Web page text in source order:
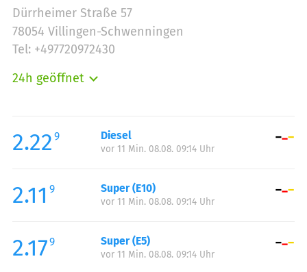
Dürrheimer Straße 57
78054 Villingen-Schwenningen
Tel: +497720972430
24h geöffnet
Mittwoch:
00:00-24:00
Donnerstag:
Samstag:
00:00-24:00
Sonntag:
2.22 9 Diesel
vor 11 Min. 08.08. 09:14 Uhr
2.11 9 Super (E10)
vor 11 Min. 08.08. 09:14 Uhr
2.179 Super (E5)
vor 11 Min. 08.08. 09:14 Uhr